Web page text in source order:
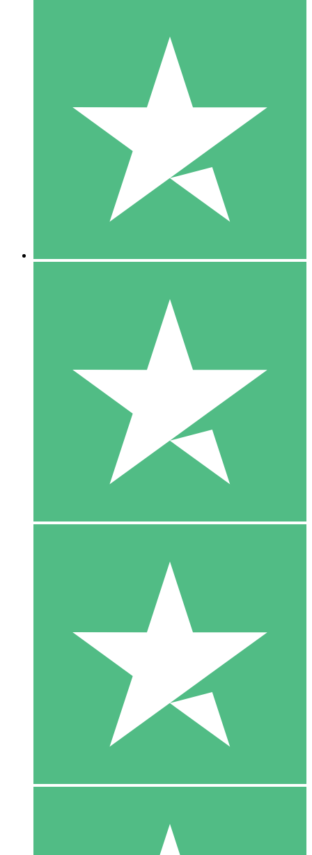
Individuele Creditpakketten
Betaal per gebruik met downloadtegoeden. Geen maandelijkse
1000
10 Downloaden
20 00